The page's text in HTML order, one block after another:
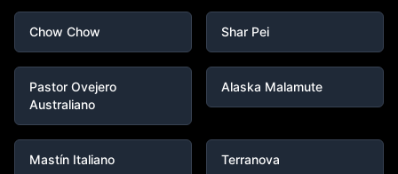
Chow Chow Shar Pei
Pastor Ovejero
Australiano
Alaska Malamute
Mastín Italiano Terranova